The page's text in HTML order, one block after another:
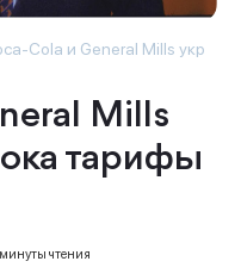
Cola и General Mills укр
Mills
тарифы
чтения